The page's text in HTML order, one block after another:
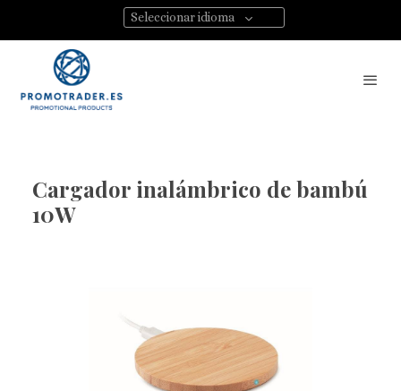
Seleccionar idioma
Cargador inalámbrico de bambú
10W